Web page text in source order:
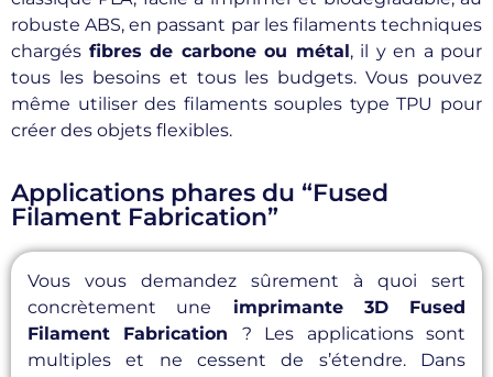
robuste ABS, en passant par les filaments techniques
chargés fibres de carbone ou métal, il y en a pour
tous les besoins et tous les budgets. Vous pouvez
même utiliser des filaments souples type TPU pour
créer des objets flexibles.
Applications phares du “Fused
Filament Fabrication”
Vous vous demandez sûrement à quoi sert
concrètement une imprimante 3D Fused
Filament Fabrication ? Les applications sont
multiples et ne cessent de s’étendre. Dans